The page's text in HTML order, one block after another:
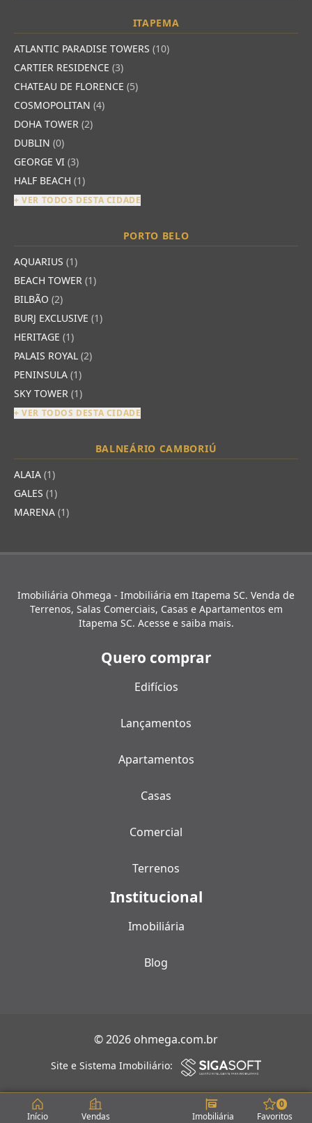
ITAPEMA
ATLANTIC PARADISE TOWERS (10)
CARTIER RESIDENCE (3)
CHATEAU DE FLORENCE (5)
COSMOPOLITAN (4)
DOHA TOWER (2)
DUBLIN (0)
GEORGE VI (3)
HALF BEACH (1)
+ VER TODOS DESTA CIDADE
PORTO BELO
AQUARIUS (1)
BEACH TOWER (1)
BILBÃO (2)
BURJ EXCLUSIVE (1)
HERITAGE (1)
PALAIS ROYAL (2)
PENINSULA (1)
SKY TOWER (1)
+ VER TODOS DESTA CIDADE
BALNEÁRIO CAMBORIÚ
ALAIA (1)
GALES (1)
MARENA (1)
Imobiliária Ohmega - Imobiliária em Itapema SC. Venda de
Terrenos, Salas Comerciais, Casas e Apartamentos em
Itapema SC. Acesse e saiba mais.
Quero comprar
Edifícios
Lançamentos
Apartamentos
Casas
Comercial
Terrenos
Institucional
Imobiliária
Blog
© 2026 ohmega.com.br
Site e Sistema Imobiliário:
Início Vendas Imobiliária
0
Favoritos